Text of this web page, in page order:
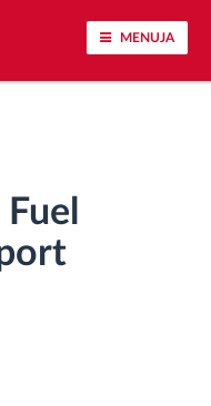
MENUJA